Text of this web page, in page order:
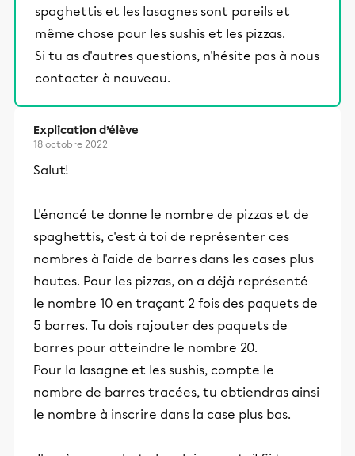
spaghettis et les lasagnes sont pareils et
même chose pour les sushis et les pizzas.
Si tu as d'autres questions, n'hésite pas à nous
contacter à nouveau.
Explication d’élève
18 octobre 2022
Salut!
L'énoncé te donne le nombre de pizzas et de
spaghettis, c'est à toi de représenter ces
nombres à l'aide de barres dans les cases plus
hautes. Pour les pizzas, on a déjà représenté
le nombre 10 en traçant 2 fois des paquets de
5 barres. Tu dois rajouter des paquets de
barres pour atteindre le nombre 20.
Pour la lasagne et les sushis, compte le
nombre de barres tracées, tu obtiendras ainsi
le nombre à inscrire dans la case plus bas.